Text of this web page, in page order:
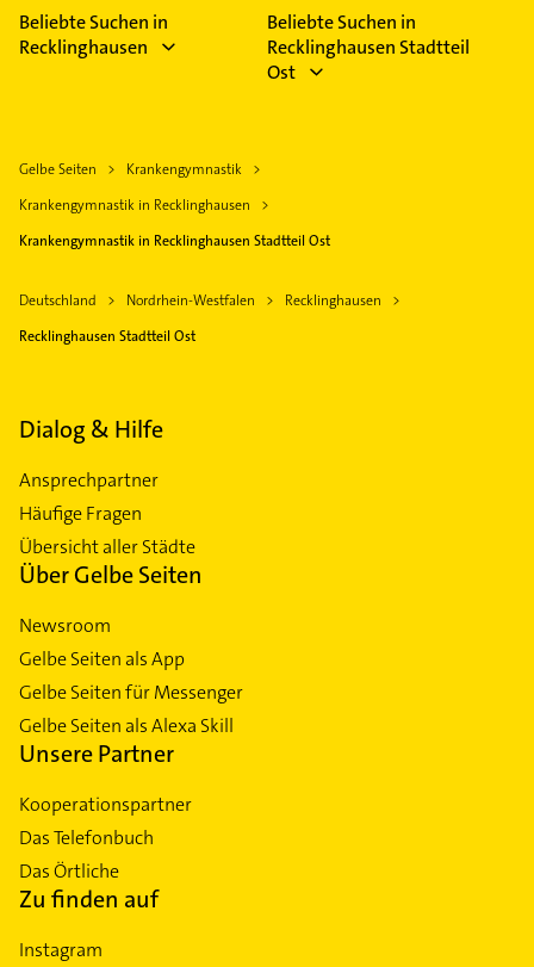
Beliebte Suchen in
Recklinghausen
Beliebte Suchen in
Recklinghausen Stadtteil
Ost
Gelbe Seiten
Krankengymnastik
Krankengymnastik in Recklinghausen
Krankengymnastik in Recklinghausen Stadtteil Ost
Deutschland Nordrhein-Westfalen
Recklinghausen
Recklinghausen Stadtteil Ost
Dialog & Hilfe
Ansprechpartner
Häufige Fragen
Übersicht aller Städte
Über Gelbe Seiten
Newsroom
Gelbe Seiten als App
Gelbe Seiten für Messenger
Gelbe Seiten als Alexa Skill
Unsere Partner
Kooperationspartner
Das Telefonbuch
Das Örtliche
Zu finden auf
Instagram